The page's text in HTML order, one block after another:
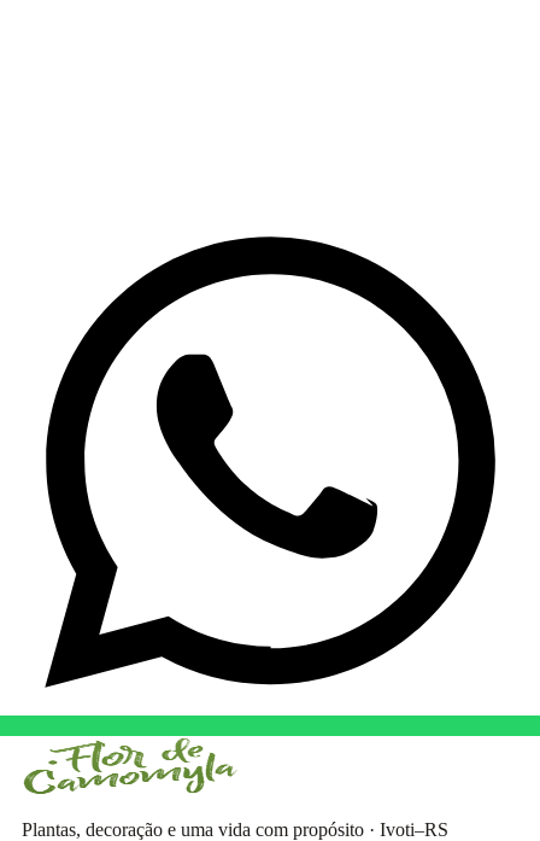
Plantas, decoração e uma vida com propósito · Ivoti–RS